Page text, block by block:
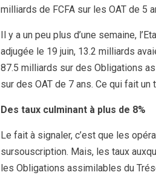
milliards de FCFA sur les OAT de 5
Il y a un peu plus d’une semaine,
adjugée le 19 juin, 13.2 milliards
87.5 milliards sur des Obligations
sur des OAT de 7 ans. Ce qui fait
Des taux culminant à plus de 8%
Le fait à signaler, c’est que les
sursouscription. Mais, les taux
les Obligations assimilables du